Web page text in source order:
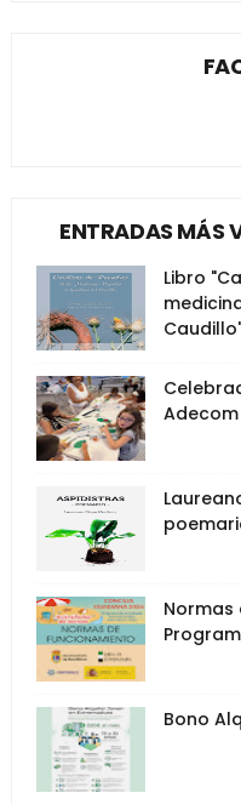
ENTRADAS MÁS
Libro
Normas
Bono